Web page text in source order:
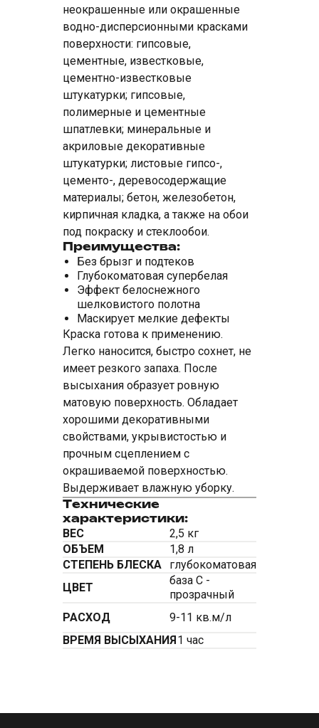
неокрашенные или окрашенные
водно-дисперсионными красками
поверхности: гипсовые,
цементные, известковые,
цементно-известковые
штукатурки; гипсовые,
полимерные и цементные
шпатлевки; минеральные и
акриловые декоративные
штукатурки; листовые гипсо-,
цементо-, деревосодержащие
материалы; бетон, железобетон,
кирпичная кладка, а также на обои
под покраску и стеклообои.
Преимущества:
Без брызг и подтеков
Глубокоматовая супербелая
Эффект белоснежного
шелковистого полотна
Маскирует мелкие дефекты
Краска готова к применению.
Легко наносится, быстро сохнет, не
имеет резкого запаха. После
высыхания образует ровную
матовую поверхность. Обладает
хорошими декоративными
свойствами, укрывистостью и
прочным сцеплением с
окрашиваемой поверхностью.
Выдерживает влажную уборку.
Технические
характеристики:
ВЕС
2,5 кг
ОБЪЕМ
1,8 л
СТЕПЕНЬ БЛЕСКА
глубокоматовая
ЦВЕТ
база С -
прозрачный
РАСХОД
9-11 кв.м/л
ВРЕМЯ ВЫСЫХАНИЯ1 час